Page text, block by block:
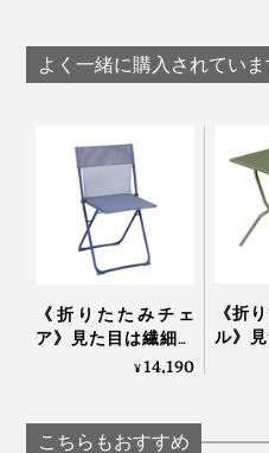
ック
よく一緒に購入されていま
《折りたたみチェ
ア》見た目は繊細な
のに、水や紫外線に
¥14,190
《折
ル》見
のに
こちらもおすすめ